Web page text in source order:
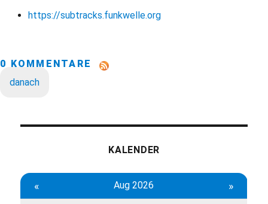
https://subtracks.funkwelle.org
0 KOMMENTARE
danach
KALENDER
« Aug 2026 »